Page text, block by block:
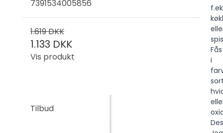
7391534005856
1.619 DKK
1.133 DKK
Vis produkt
Tilbud
Fås
i